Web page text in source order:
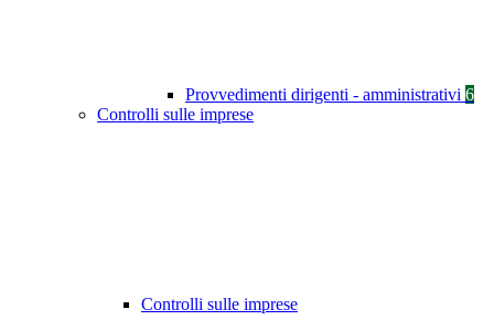
Provvedimenti dirigenti - amministrativi 6
Controlli sulle imprese
Controlli sulle imprese